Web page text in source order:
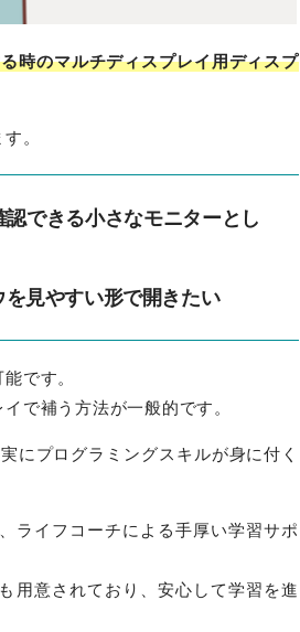
時のマルチディスプレイ用ディスプ
。
できる小さなモニターとし
見やすい形で開きたい
です。
で補う方法が一般的です。
にプログラミングスキルが身に付く
ライフコーチによる手厚い学習サポ
用意されており、安心して学習を進